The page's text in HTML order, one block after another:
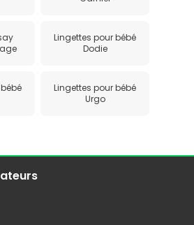
Lingettes pour bébé
Dodie
Lingettes pour bébé
Urgo